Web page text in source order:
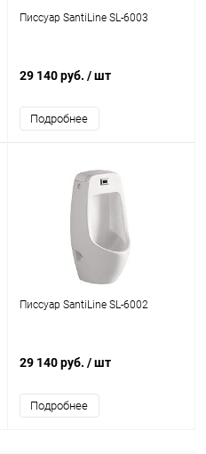
Писсуар SantiLine SL-6003
29 140 руб. / шт
Подробнее
Писсуар SantiLine SL-6002
29 140 руб. / шт
Подробнее